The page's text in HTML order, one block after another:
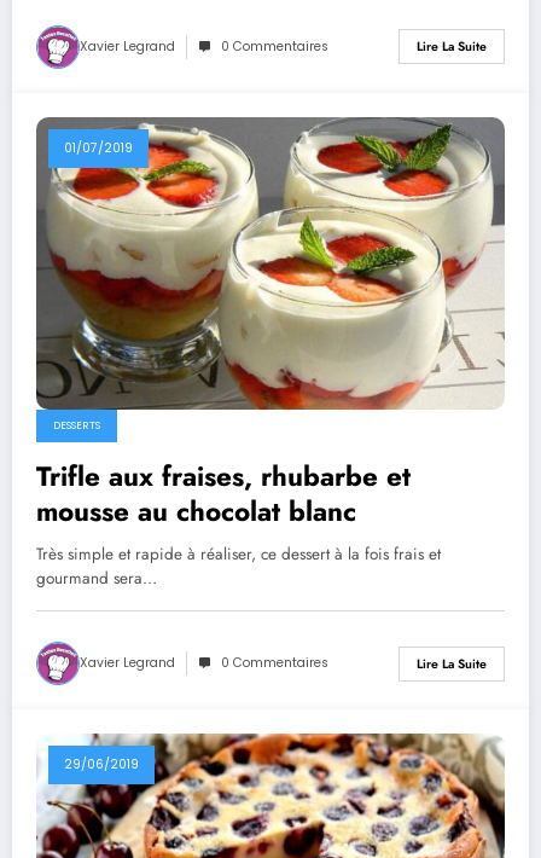
Xavier Legrand 0 Commentaires Lire La Suite
01/07/2019
DESSERTS
Trifle aux fraises, rhubarbe et
mousse au chocolat blanc
Très simple et rapide à réaliser, ce dessert à la fois frais et
gourmand sera…
Xavier Legrand 0 Commentaires Lire La Suite
29/06/2019